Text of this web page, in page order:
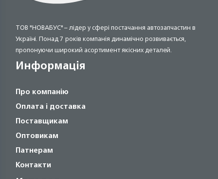
ТОВ "НОВАБУС" – лідер у сфері постачання автозапчастин в
Україні. Понад 7 років компанія динамічно розвивається,
пропонуючи широкий асортимент якісних деталей.
Информація
Про компанію
Оплата і доставка
Поставщикам
Оптовикам
Патнерам
Контакти